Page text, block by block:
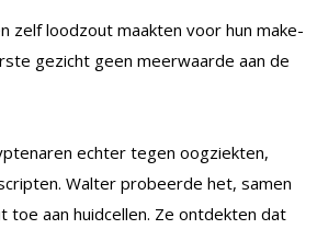
zelf loodzout maakten voor hun make-
gezicht geen meerwaarde aan de
echter tegen oogziekten,
Walter probeerde het, samen
toe aan huidcellen. Ze ontdekten dat